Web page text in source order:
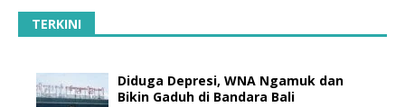
TERKINI
Diduga Depresi, WNA Ngamuk dan
Bikin Gaduh di Bandara Bali